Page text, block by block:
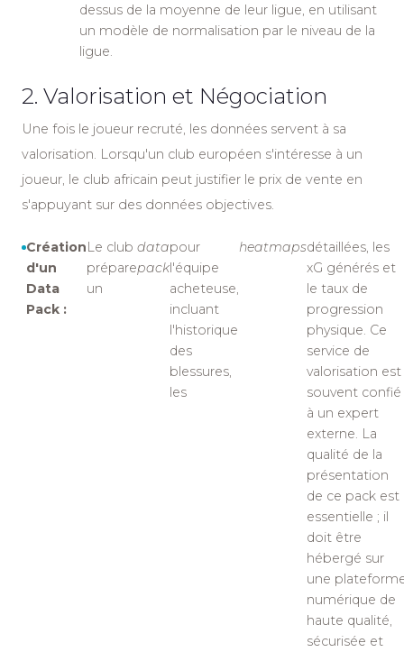
dessus de la moyenne de leur ligue, en utilisant
un modèle de normalisation par le niveau de la
ligue.
2. Valorisation et Négociation
Une fois le joueur recruté, les données servent à sa
valorisation. Lorsqu'un club européen s'intéresse à un
joueur, le club africain peut justifier le prix de vente en
s'appuyant sur des données objectives.
Création
d'un
Data
Pack :
Le club
prépare
un
data
pack
pour
l'équipe
acheteuse,
incluant
l'historique
des
blessures,
les
heatmapsdétaillées, les
xG générés et
le taux de
progression
physique. Ce
service de
valorisation est
souvent confié
à un expert
externe. La
qualité de la
présentation
de ce pack est
essentielle ; il
doit être
hébergé sur
une
numérique de
haute qualité,
sécurisée et